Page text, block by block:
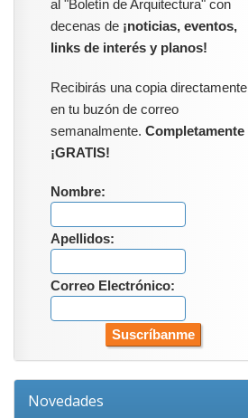
al "Boletín de Arquitectura" con
decenas de ¡noticias, eventos,
links de interés y planos!
Recibirás una copia directamente
en tu buzón de correo
semanalmente. Completamente
¡GRATIS!
Nombre:
Apellidos:
Correo Electrónico:
Novedades